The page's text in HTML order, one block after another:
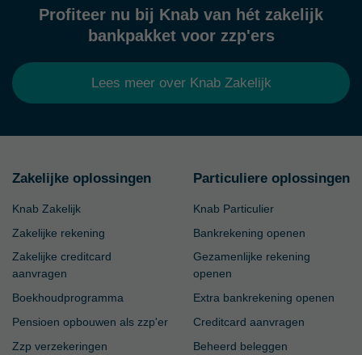
Profiteer nu bij Knab van hét zakelijk
bankpakket voor zzp'ers
Lees meer over Knab Zakelijk
Zakelijke oplossingen
Knab Zakelijk
Zakelijke rekening
Zakelijke creditcard
aanvragen
Boekhoudprogramma
Pensioen opbouwen als zzp'er
Zzp verzekeringen
Particuliere oplossingen
Knab Particulier
Bankrekening openen
Gezamenlijke rekening
openen
Extra bankrekening openen
Creditcard aanvragen
Beheerd beleggen